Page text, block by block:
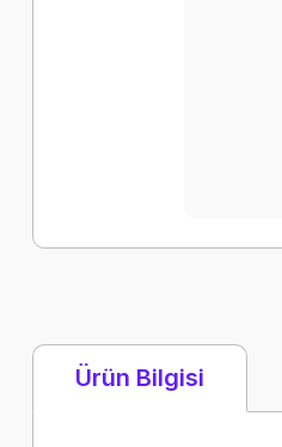
Ürün Bilgisi